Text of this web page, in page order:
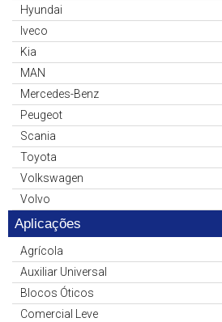
Hyundai
Iveco
Kia
MAN
Mercedes-Benz
Peugeot
Scania
Toyota
Volkswagen
Volvo
Aplicações
Agrícola
Auxiliar Universal
Blocos Óticos
Comercial Leve